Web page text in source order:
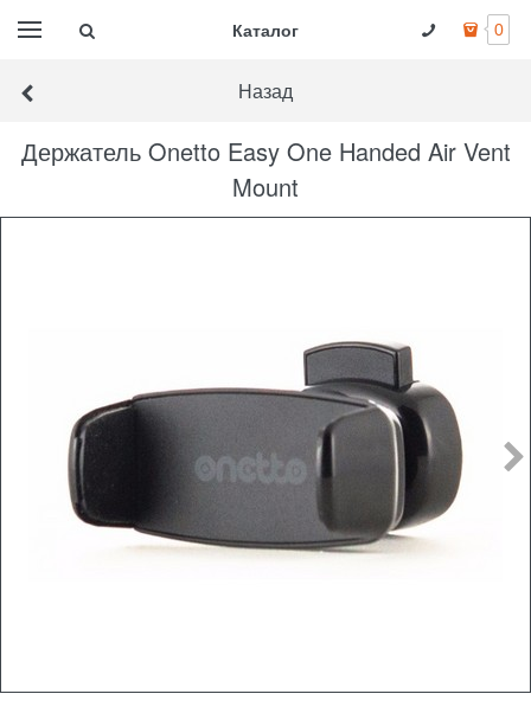
Каталог 0
Назад
Держатель Onetto Easy One Handed Air Vent
Mount